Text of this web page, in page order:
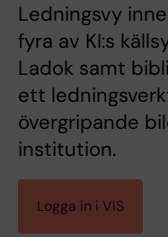
Ledningsvy
fyra av KI:s
Ladok samt
ett
övergripande
institution.
Logga in i VIS